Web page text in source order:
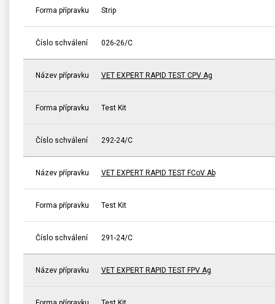
Forma přípravku Strip
Číslo schválení 026-26/C
Název přípravku VET EXPERT RAPID TEST CPV Ag
Forma přípravku Test Kit
Číslo schválení 292-24/C
Název přípravku VET EXPERT RAPID TEST FCoV Ab
Forma přípravku Test Kit
Číslo schválení 291-24/C
Název přípravku VET EXPERT RAPID TEST FPV Ag